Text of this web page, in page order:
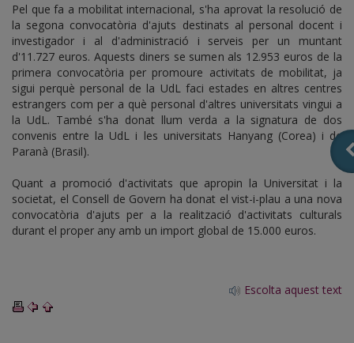
Pel que fa a mobilitat internacional, s'ha aprovat la resolució de
la segona convocatòria d'ajuts destinats al personal docent i
investigador i al d'administració i serveis per un muntant
d'11.727 euros. Aquests diners se sumen als 12.953 euros de la
primera convocatòria per promoure activitats de mobilitat, ja
sigui perquè personal de la UdL faci estades en altres centres
estrangers com per a què personal d'altres universitats vingui a
la UdL. També s'ha donat llum verda a la signatura de dos
convenis entre la UdL i les universitats Hanyang (Corea) i de
Paranà (Brasil).
Quant a promoció d'activitats que apropin la Universitat i la
societat, el Consell de Govern ha donat el vist-i-plau a una nova
convocatòria d'ajuts per a la realització d'activitats culturals
durant el proper any amb un import global de 15.000 euros.
Escolta aquest text